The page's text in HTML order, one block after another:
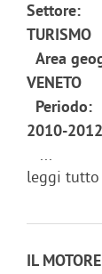
Settore:
TURISMO
Area
VENETO
Periodo:
2010-2012
...
leggi tutto
IL